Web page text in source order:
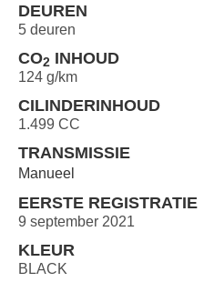
DEUREN
5 deuren
CO2 INHOUD
124 g/km
CILINDERINHOUD
1.499 CC
TRANSMISSIE
Manueel
EERSTE REGISTRATIE
9 september 2021
KLEUR
BLACK